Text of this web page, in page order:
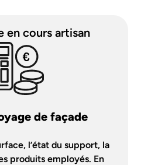
de façade
l’état du support, la
produits employés. En